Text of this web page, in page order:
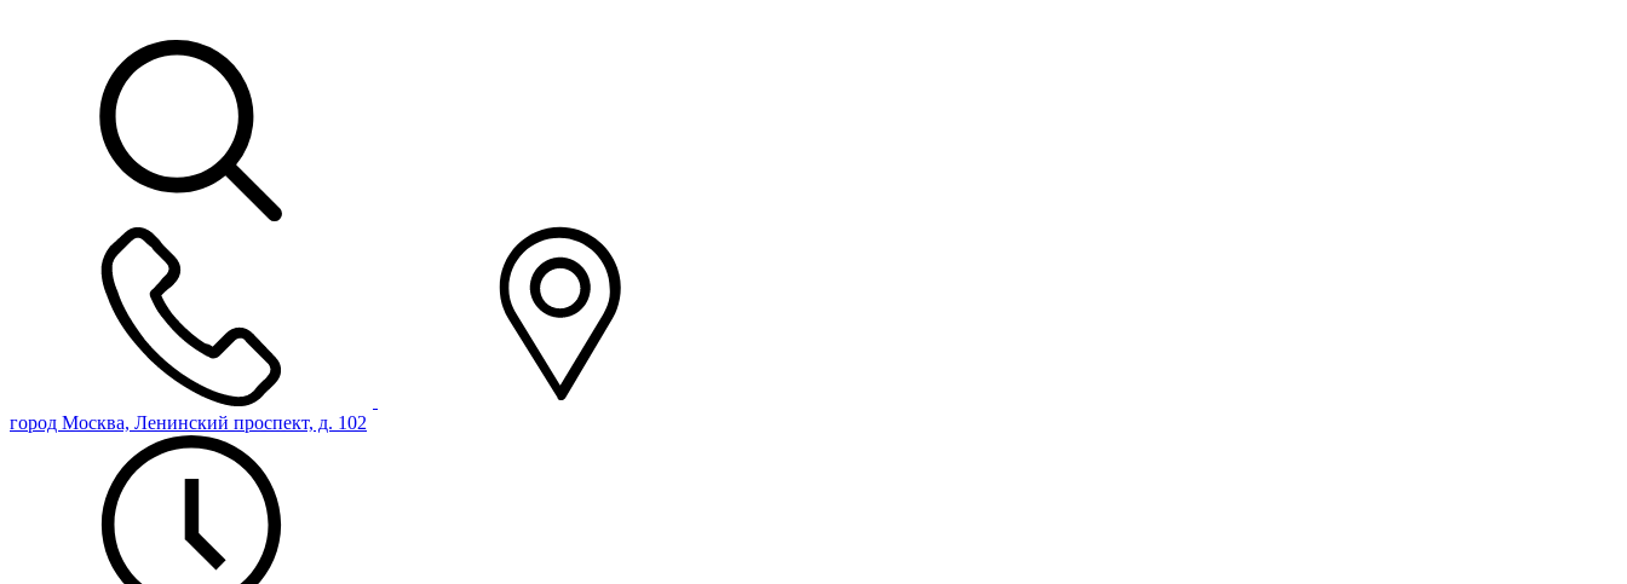
город Москва, Ленинский проспект, д. 102